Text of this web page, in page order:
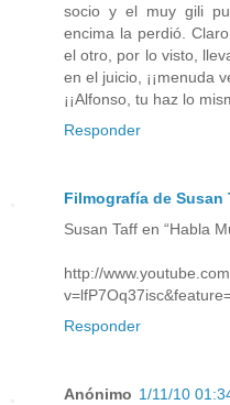
socio y el muy gili
encima la perdió.
el otro, por lo visto,
en el juicio, ¡¡menuda
¡¡Alfonso, tu haz lo
Responder
Filmografía de Susan
Susan Taff en “Habla
http://
Responder
Anónimo 1/11/10